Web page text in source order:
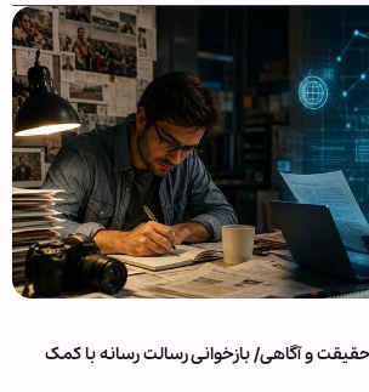
حقیقت و آگاهی/ بازخوانی رسالت رسانه با کمک